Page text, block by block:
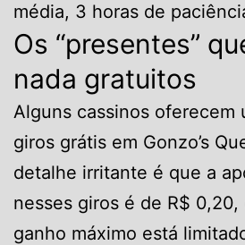
média, 3 horas de
Os “presentes”
nada gratuitos
Alguns cassinos oferecem
giros grátis em Gonzo’s
detalhe irritante é que a
nesses giros é de R$
ganho máximo está